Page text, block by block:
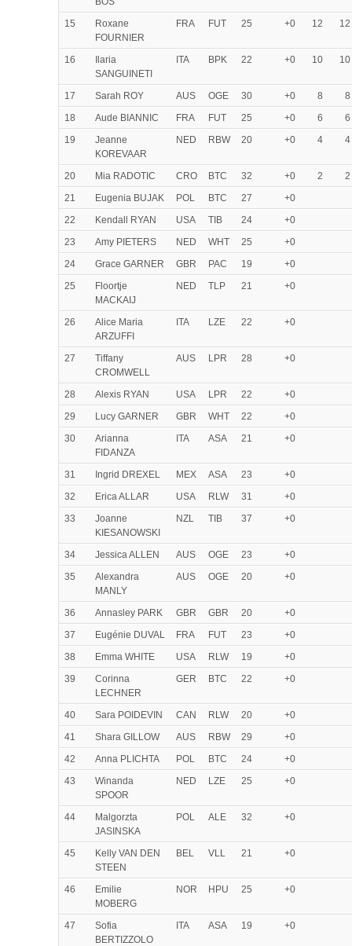
15
Roxane
FOURNIER
FRA FUT 25 +0 12 12
16
Ilaria
SANGUINETI
ITA BPK 22 +0 10 10
17 Sarah ROY AUS OGE 30 +0 8
8
18
Aude BIANNIC FRA FUT 25 +0 6
6
19
Jeanne
KOREVAAR
NED RBW 20 +0 4 4
20 Mia RADOTIC CRO BTC 32 +0 2
2
21
Eugenia BUJAK POL BTC 27
+0
22
Kendall RYAN USA TIB 24
+0
23
Amy PIETERS NED WHT 25
+0
24
Grace GARNER GBR PAC 19
+0
25
Floortje
MACKAIJ
NED TLP 21 +0
26
Alice Maria
ARZUFFI
ITA LZE 22 +0
27
Tiffany
CROMWELL
AUS LPR 28 +0
28 Alexis RYAN USA LPR 22
+0
29
Lucy GARNER GBR WHT 22
+0
30
Arianna
FIDANZA
ITA ASA 21 +0
31 Ingrid DREXEL MEX ASA 23
+0
32
Erica ALLAR USA RLW 31
+0
33
Joanne
KIESANOWSKI
NZL TIB 37 +0
34 Jessica ALLEN AUS OGE 23
+0
35
Alexandra
MANLY
AUS OGE 20 +0
36 Annasley PARK GBR GBR 20
+0
37
Eugénie DUVAL FRA FUT 23
+0
38
Emma WHITE USA RLW 19
+0
39
Corinna
LECHNER
GER BTC 22 +0
40 Sara POIDEVIN CAN RLW 20
+0
41
Shara GILLOW AUS RBW 29
+0
42
Anna PLICHTA POL BTC 24
+0
43
Winanda
SPOOR
NED LZE 25 +0
44
Malgorzta
JASINSKA
POL ALE 32 +0
45
Kelly VAN DEN
STEEN
BEL VLL 21 +0
46
Emilie
MOBERG
NOR HPU 25 +0
47
Sofia
BERTIZZOLO
ITA ASA 19 +0